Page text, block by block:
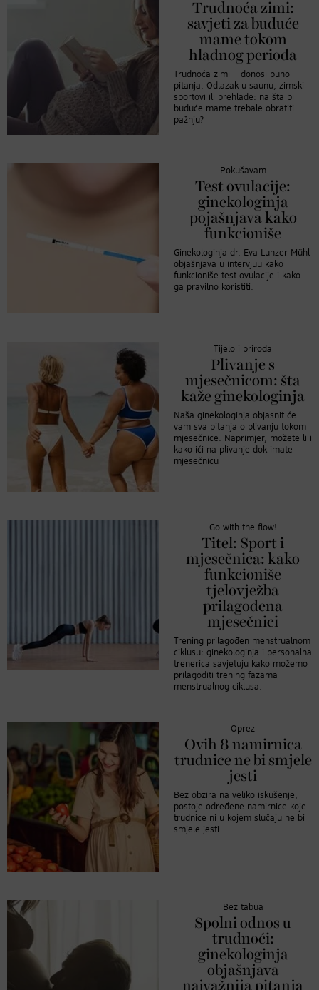
Trudnoća zimi:
savjeti za buduće
mame tokom
hladnog perioda
Trudnoća zimi – donosi puno
pitanja. Odlazak u saunu, zimski
sportovi ili prehlade: na šta bi
buduće mame trebale obratiti
pažnju?
Pokušavam
Test ovulacije:
ginekologinja
pojašnjava kako
funkcioniše
Ginekologinja dr. Eva Lunzer-Mühl
objašnjava u intervjuu kako
funkcioniše test ovulacije i kako
ga pravilno koristiti.
Tijelo i priroda
Plivanje s
mjesečnicom: šta
kaže ginekologinja
Naša ginekologinja objasnit će
vam sva pitanja o plivanju tokom
mjesečnice. Naprimjer, možete li i
kako ići na plivanje dok imate
mjesečnicu
Go with the flow!
Titel: Sport i
mjesečnica: kako
funkcioniše
tjelovježba
prilagođena
mjesečnici
Trening prilagođen menstrualnom
ciklusu: ginekologinja i personalna
trenerica savjetuju kako možemo
prilagoditi trening fazama
menstrualnog ciklusa.
Oprez
Ovih 8 namirnica
trudnice ne bi smjele
jesti
Bez obzira na veliko iskušenje,
postoje određene namirnice koje
trudnice ni u kojem slučaju ne bi
smjele jesti.
Bez tabua
Spolni odnos u
trudnoći:
ginekologinja
objašnjava
najvažnija pitanja